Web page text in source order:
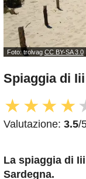
Foto: trolvag CC BY-SA 3.0
Spiaggia di
★ ★★ ★
Valutazione: 3.5/
La spiaggia di
Sardegna.